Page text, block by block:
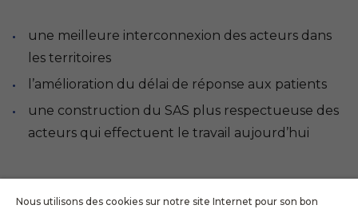
une meilleure interconnexion des acteurs dans
les territoires
l’amélioration du délai de réponse aux patients
une construction du SAS plus respectueuse des
acteurs qui effectuent le travail aujourd’hui
Nous utilisons des cookies sur notre site Internet pour son bon